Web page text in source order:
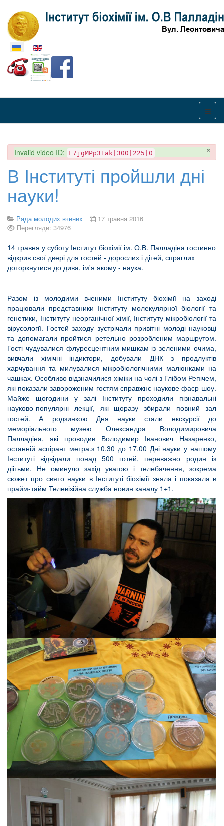
Оберіть свою мову
×
danger
Invalid video ID: F7jgMPp31ak|300|225|0
В Інституті пройшли дні
науки!
Рада молодих вчених
17 травня 2016
Перегляди: 34976
14 травня у суботу Інститут біохімії ім. О.В. Палладіна гостинно
відкрив свої двері для гостей - дорослих і дітей, спраглих
доторкнутися до дива, ім'я якому - наука.
Разом із молодими вченими Інституту біохімії на заході
працювали представники Інституту молекулярної біології та
генетики, Інституту неорганічної хімії, Інституту мікробіології та
вірусології. Гостей заходу зустрічали привітні молоді науковці
та допомагали пройтися ретельно розробленим маршрутом.
Гості чудувалися флуресцентним мишкам із зеленими очима,
вивчали хімічні індиктори, добували ДНК з продлуктів
харчування та милувалися мікробіологічними малюнками на
чашках. Особливо відзначилися хіміки на чолі з Глібом Репічем,
які показали завороженим гостям справжнє наукове фаєр-шоу.
Майже щогодини у залі Інституту проходили пізнавальні
науково-популярні лекції, які щоразу збирали повний зал
гостей. А родзинкою Дня науки стали екскурсії до
меморіального музею Олександра Володимировича
Палладіна, які проводив Володимир Іванович Назаренко,
останній аспірант метра.з 10.30 до 17.00 Дні науки у нашому
Інституті відвідали понад 500 готей, переважно родин із
діітьми. Не оминуло захід увагою і телебачення, зокрема
сюжет про свято науки в Інституті біохімії зняла і показала в
прайм-тайм Телевізійна служба новин каналу 1+1.